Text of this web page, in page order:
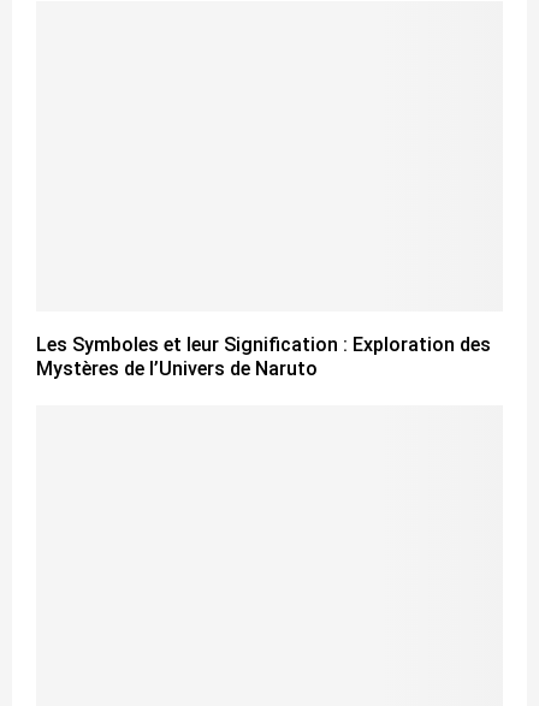
Les Symboles et leur Signification : Exploration des
Mystères de l’Univers de Naruto